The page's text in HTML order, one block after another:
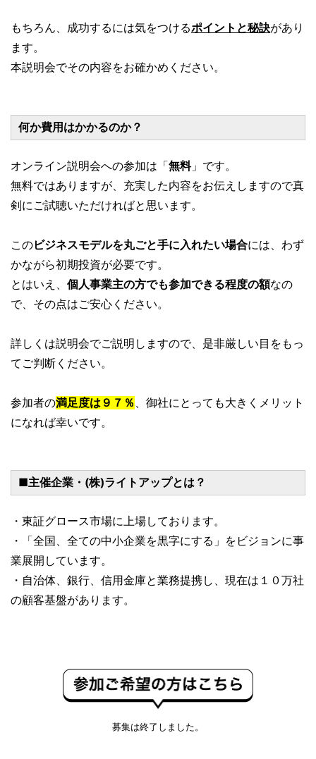
もちろん、成功するには気をつけるポイントと秘訣があり
ます。
本説明会でその内容をお確かめください。
何か費用はかかるのか？
オンライン説明会への参加は「 無料」です。
無料ではありますが、充実した内容をお伝えしますので真
剣にご試聴いただければと思います。
このビジネスモデルを丸ごと手に入れたい場合には、わず
かながら初期投資が必要です。
とはいえ、 個人事業主の方でも参加できる程度の額なの
で、その点はご安心ください。
詳しくは説明会でご説明しますので、是非厳しい目をもっ
てご判断ください。
参加者の満足度は９７％ 、御社にとっても大きくメリット
になれば幸いです。
■主催企業・(株)ライトアップとは？
・東証グロース市場に上場しております。
・「全国、全ての中小企業を黒字にする」をビジョンに事
業展開しています。
・自治体、銀行、信用金庫と業務提携し、現在は１０万社
の顧客基盤があります。
募集は終了しました。